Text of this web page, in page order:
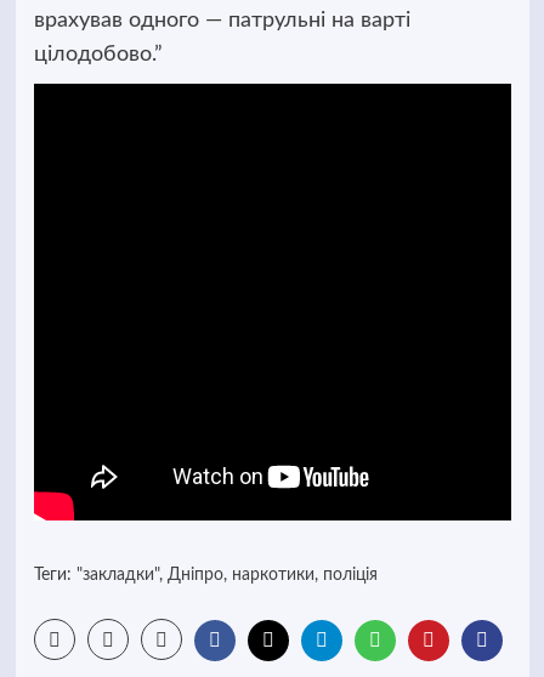
врахував одного — патрульні на варті
цілодобово.”
Теги: "закладки", Дніпро, наркотики, поліція